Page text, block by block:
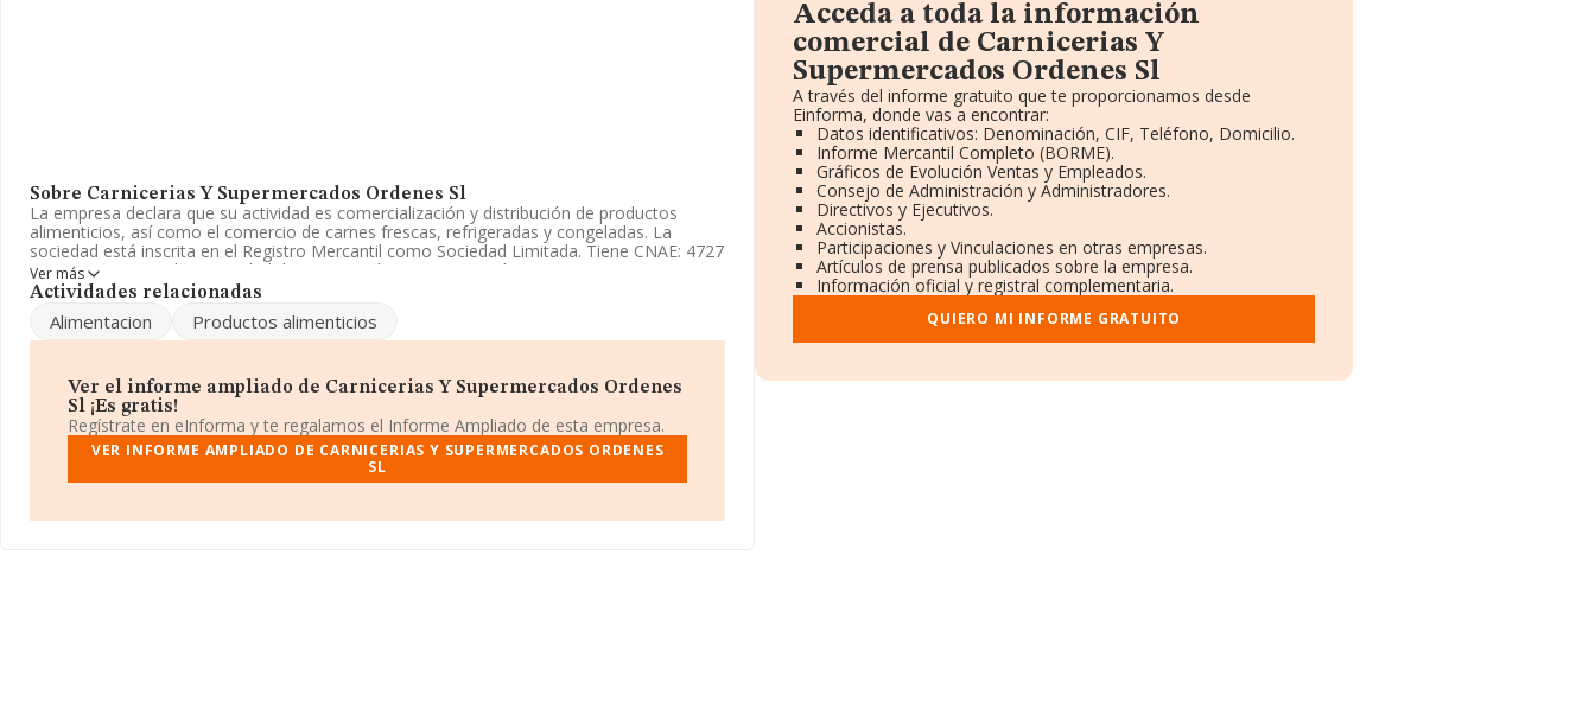
Sobre Carnicerias Y Supermercados Ordenes Sl
La empresa declara que su actividad es comercialización y distribución de productos
alimenticios, así como el comercio de carnes frescas, refrigeradas y congeladas. La
sociedad está inscrita en el Registro Mercantil como Sociedad Limitada. Tiene CNAE: 4727
- '%cnae%'. No realiza actividad de importación y/o exportación.
La empresaCarnicerias y Supermercados Ordenes S.L, con CIF B15749575, se
En base a la información de la que dispone INFORMA sobre 10.047 compañías, a nivel
nacional la facturación asciende a 18.645 millones de euros y el promedio de la
facturación de ventas entre todas las compañías asciende a los 1 millón de euros. En
relación con la información de la provincia de A Coruña, en la base de datos de INFORMA
aparecen 158 empresas, cuyas ventas han alcanzado los 29 millones de euros. Por
alcanza los 15 años desde la constitución. La media de empleados es de 9.
Ver más
Actividades relacionadas
Alimentacion Productos alimenticios
Ver el informe ampliado de Carnicerias Y Supermercados Ordenes
Sl ¡Es gratis!
Regístrate en eInforma y te regalamos el Informe Ampliado de esta empresa.
VER INFORME AMPLIADO DE CARNICERIAS Y SUPERMERCADOS ORDENES
SL
Acceda a toda la información
comercial de Carnicerias Y
Supermercados Ordenes Sl
A través del informe gratuito que te proporcionamos desde
Einforma, donde vas a encontrar:
Datos identificativos: Denominación, CIF, Teléfono, Domicilio.
Informe Mercantil Completo (BORME).
Gráficos de Evolución Ventas y Empleados.
Consejo de Administración y Administradores.
Directivos y Ejecutivos.
Accionistas.
Participaciones y Vinculaciones en otras empresas.
Artículos de prensa publicados sobre la empresa.
Información oficial y registral complementaria.
QUIERO MI INFORME GRATUITO